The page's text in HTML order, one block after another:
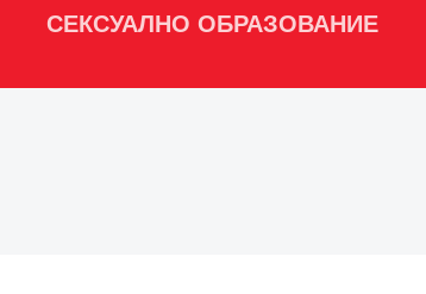
СЕКСУАЛНО ОБРАЗОВАНИЕ